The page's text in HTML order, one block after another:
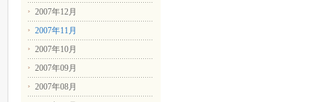
2007年12月
2007年11月
2007年10月
2007年09月
2007年08月